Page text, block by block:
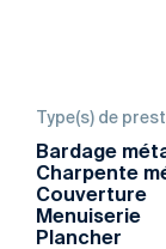
Type(s) de
Bardage
Charpente
Couverture
Menuiserie
Plancher